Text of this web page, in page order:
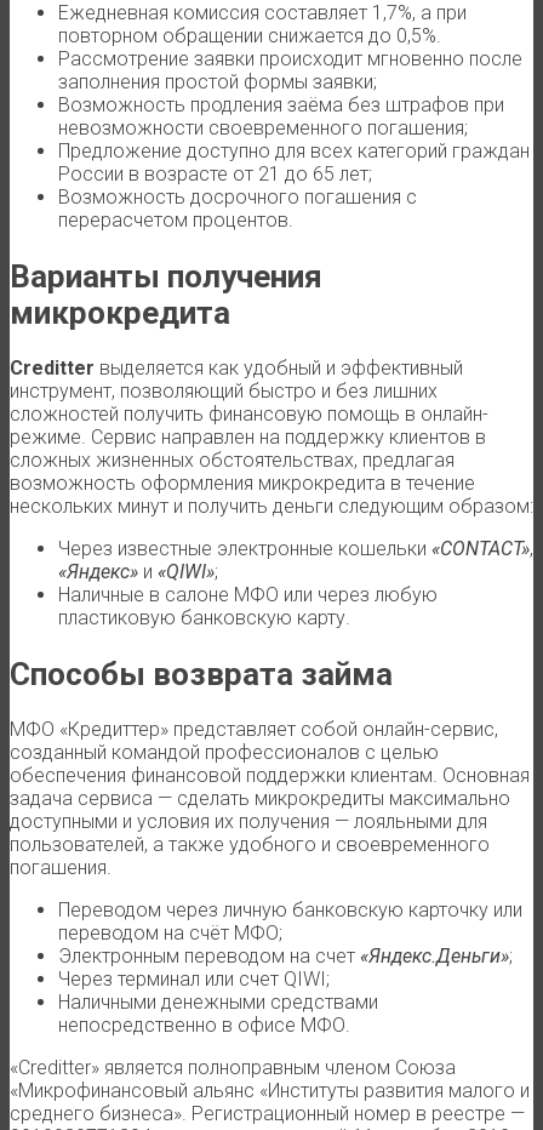
Ежедневная комиссия составляет 1,7%, а при
повторном обращении снижается до 0,5%.
Рассмотрение заявки происходит мгновенно после
заполнения простой формы заявки;
Возможность продления заёма без штрафов при
невозможности своевременного погашения;
Предложение доступно для всех категорий граждан
России в возрасте от 21 до 65 лет;
Возможность досрочного погашения с
перерасчетом процентов.
Варианты получения
микрокредита
Creditter выделяется как удобный и эффективный
инструмент, позволяющий быстро и без лишних
сложностей получить финансовую помощь в онлайн-
режиме. Сервис направлен на поддержку клиентов в
сложных жизненных обстоятельствах, предлагая
возможность оформления микрокредита в течение
нескольких минут и получить деньги следующим образом:
Через известные электронные кошельки «CONTACT»,
«Яндекс» и «QIWI»;
Наличные в салоне МФО или через любую
пластиковую банковскую карту.
Способы возврата займа
МФО «Кредиттер» представляет собой онлайн-сервис,
созданный командой профессионалов с целью
обеспечения финансовой поддержки клиентам. Основная
задача сервиса — сделать микрокредиты максимально
доступными и условия их получения — лояльными для
пользователей, а также удобного и своевременного
погашения.
Переводом через личную банковскую карточку или
переводом на счёт МФО;
Электронным переводом на счет «Яндекс.Деньги»;
Через терминал или счет QIWI;
Наличными денежными средствами
непосредственно в офисе МФО.
«Creditter» является полноправным членом Союза
«Микрофинансовый альянс «Институты развития малого и
среднего бизнеса». Регистрационный номер в реестре —